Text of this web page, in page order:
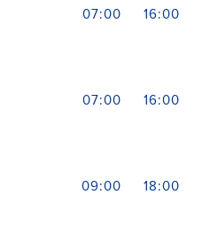
07:00 16:00
07:00 16:00
09:00 18:00